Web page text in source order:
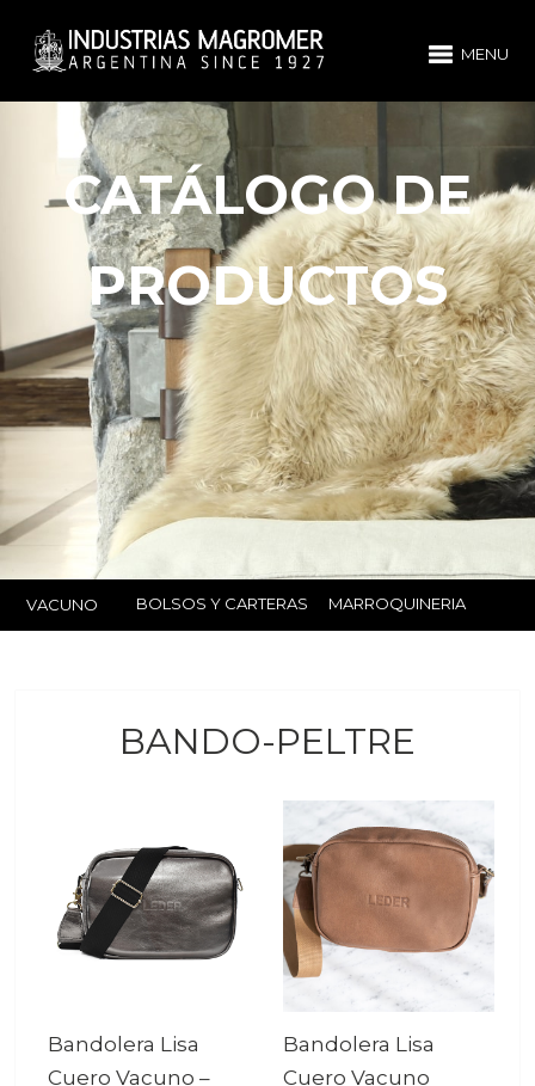
MENU
CATÁLOGO DE
PRODUCTOS
VACUNO BOLSOS Y CARTERAS MARROQUINERIA
BANDO-PELTRE
Bandolera Lisa
Cuero Vacuno –
Bandolera Lisa
Cuero Vacuno